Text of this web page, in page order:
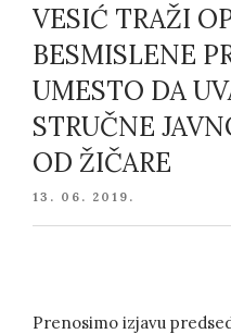
VESIĆ TRAŽI
BESMISLENE
UMESTO DA
STRUČNE
OD ŽIČARE
POSTED
13. 06. 2019.
Prenosimo izjavu